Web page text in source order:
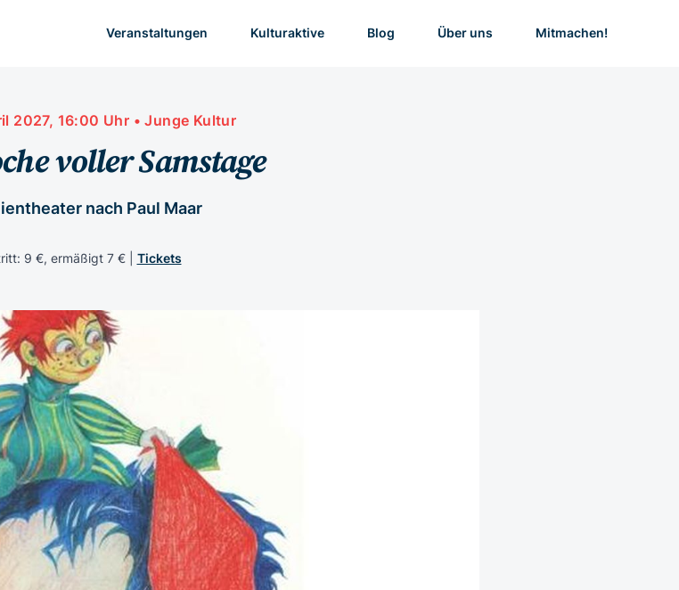
Veranstaltungen Kulturaktive Blog Über uns Mitmachen!
2027, 16:00 Uhr • Junge Kultur
voller Samstage
nach Paul Maar
9 €, ermäßigt 7 € | Tickets